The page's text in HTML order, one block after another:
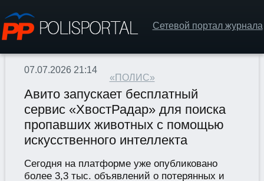
Сетевой портал журнала
«ПОЛИС»
07.07.2026 21:14
Авито запускает бесплатный
сервис «ХвостРадар» для поиска
пропавших животных с помощью
искусственного интеллекта
Сегодня на платформе уже опубликовано
более 3,3 тыс. объявлений о потерянных и